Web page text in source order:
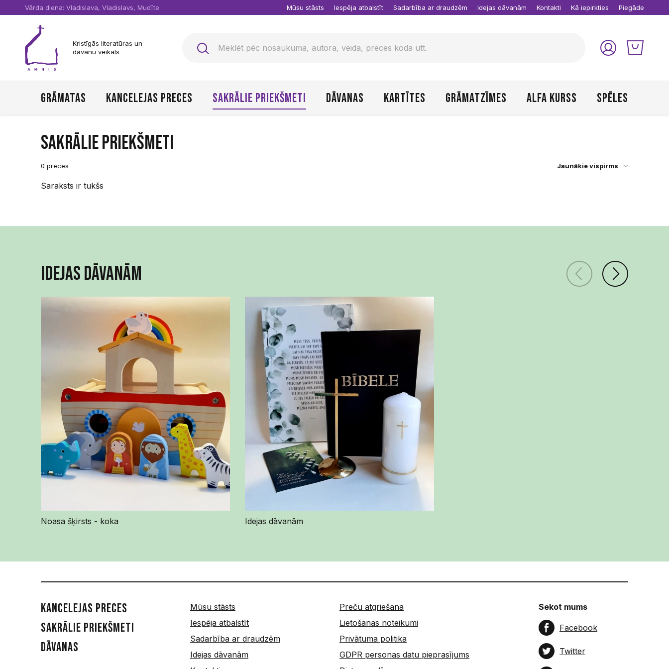
Kristīgās literatūras un
dāvanu veikals
Grāmatas Kancelejas preces Sakrālie priekšmeti Dāvanas Kartītes Grāmatzīmes Alfa kurss Spēles
Vārda diena: Vladislava, Vladislavs, Mudīte Mūsu stāsts Iespēja atbalstīt Sadarbība ar draudzēm Idejas dāvanām Kontakti Kā iepirkties Piegāde
Sakrālie priekšmeti
0 preces Jaunākie vispirms
Saraksts ir tukšs
Idejas dāvanām
Noasa šķirsts - koka Idejas dāvanām
Kancelejas preces
Sakrālie priekšmeti
Dāvanas
Mūsu stāsts
Iespēja atbalstīt
Sadarbība ar draudzēm
Idejas dāvanām
Preču atgriešana
Lietošanas noteikumi
Privātuma politika
GDPR personas datu pieprasījums
Sekot mums
Facebook
Twitter